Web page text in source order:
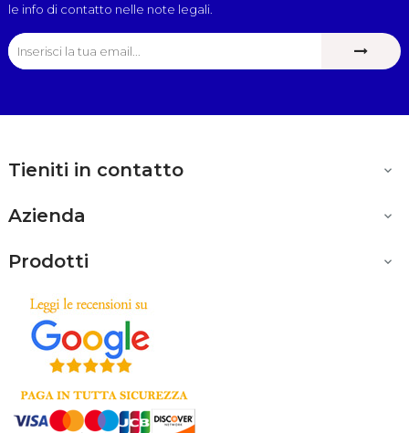
le info di contatto nelle note legali.
Tieniti in contatto 
Azienda 
Prodotti 